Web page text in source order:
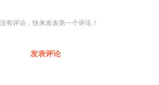
有评论，快来发表第一个评论！
发表评论